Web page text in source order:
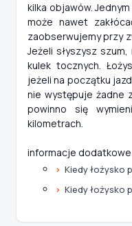
kilka objawów.
może nawet
zaobserwujemy przy
Jeżeli słyszysz
kulek tocznych.
jeżeli na początku
nie występuje żadne
powinno się
kilometrach.
informacje
Kiedy łożysko
Kiedy łożysko